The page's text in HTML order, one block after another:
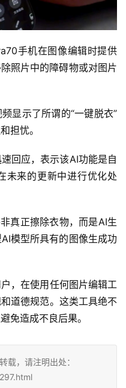
手机在图像编辑时提供
照片中的障碍物或对图片
显示了所谓的“一键脱衣”
担忧。
回应，表示该AI功能是自
未来的更新中进行优化处
真正擦除衣物，而是AI生
模型所具有的图像生成功
，在使用任何图片编辑工
道德规范。这类工具绝不
免造成不良后果。
载，请注明出处：